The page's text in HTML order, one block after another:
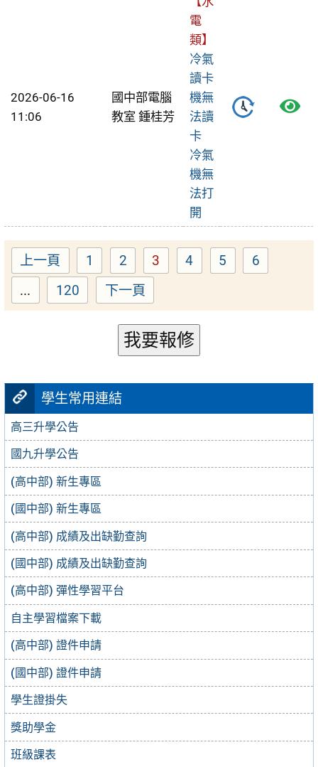
學生常用連結
高三升學公告
國九升學公告
(高中部) 新生專區
(國中部) 新生專區
(高中部) 成績及出缺勤查詢
(國中部) 成績及出缺勤查詢
(高中部) 彈性學習平台
自主學習檔案下載
(高中部) 證件申請
(國中部) 證件申請
學生證掛失
獎助學金
班級課表
2026-06-16
11:06
國中部電腦
教室 鍾桂芳
電
類】
冷氣
讀卡
機無
法讀
卡
冷氣
機無
法打
開
檢
單
上一頁 Page
1 Page
2 Page
3 Page
4 Page
5
6
...
Page
120 下一頁
我要報修